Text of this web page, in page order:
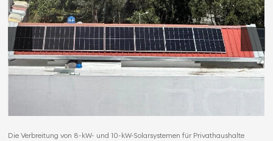
Die Verbreitung von 8-kW- und 10-kW-Solarsystemen für Privathaushalte